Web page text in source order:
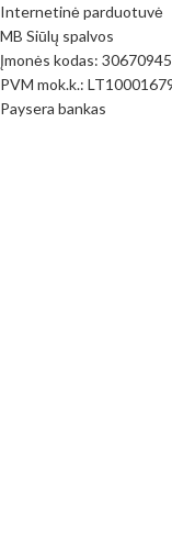
Internetinė parduotuvė
MB Siūlų spalvos
Įmonės kodas:
PVM mok.k.:
Paysera bankas